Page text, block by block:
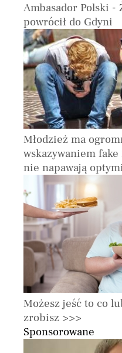
Ambasador Polski -
powrócił do Gdyni
Młodzież ma
wskazywaniem
nie napawają
Możesz jeść to co
zrobisz >>>
Sponsorowane